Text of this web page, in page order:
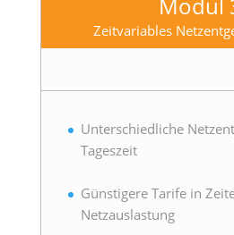
Modul
Zeitvariables
Unterschiedliche
Tageszeit
Günstigere Tarife in
Netzauslastung